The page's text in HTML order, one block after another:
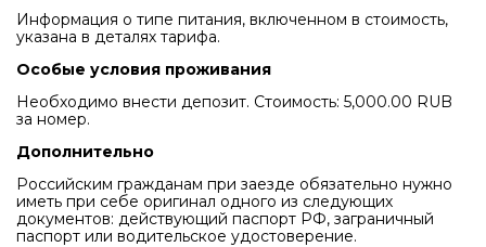
Информация о типе питания, включенном в стоимость,
указана в деталях тарифа.
Особые условия проживания
Необходимо внести депозит. Стоимость: 5,000.00 RUB
за номер.
Дополнительно
Российским гражданам при заезде обязательно нужно
иметь при себе оригинал одного из следующих
документов: действующий паспорт РФ, заграничный
паспорт или водительское удостоверение.